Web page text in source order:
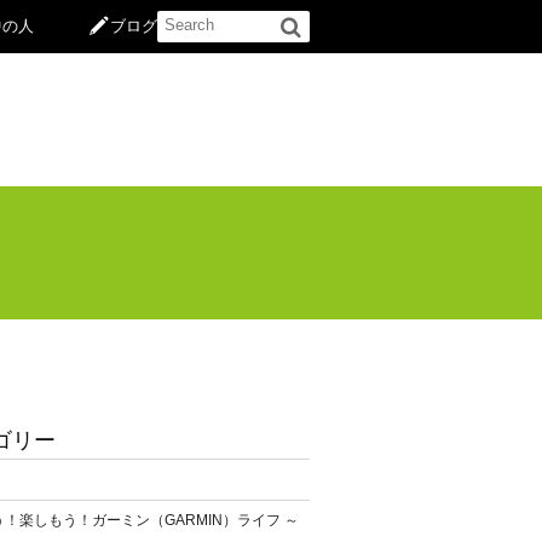
人 ブログ
リー
！楽しもう！ガーミン（GARMIN）ライフ ～